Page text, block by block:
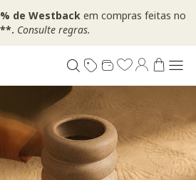
de Westback em compras feitas no
**. Consulte regras.